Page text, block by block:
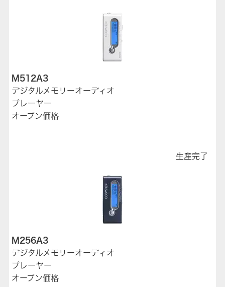
M512A3
デジタルメモリーオーディオ
プレーヤー
オープン価格
生産完了
M256A3
デジタルメモリーオーディオ
プレーヤー
オープン価格